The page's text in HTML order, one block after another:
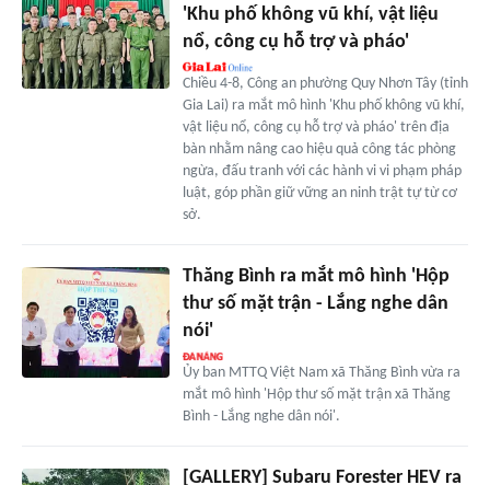
'Khu phố không vũ khí, vật liệu
nổ, công cụ hỗ trợ và pháo'
Chiều 4-8, Công an phường Quy Nhơn Tây (tỉnh
Gia Lai) ra mắt mô hình 'Khu phố không vũ khí,
vật liệu nổ, công cụ hỗ trợ và pháo' trên địa
bàn nhằm nâng cao hiệu quả công tác phòng
ngừa, đấu tranh với các hành vi vi phạm pháp
luật, góp phần giữ vững an ninh trật tự từ cơ
sở.
Thăng Bình ra mắt mô hình 'Hộp
thư số mặt trận - Lắng nghe dân
nói'
Ủy ban MTTQ Việt Nam xã Thăng Bình vừa ra
mắt mô hình 'Hộp thư số mặt trận xã Thăng
Bình - Lắng nghe dân nói'.
[GALLERY] Subaru Forester HEV ra